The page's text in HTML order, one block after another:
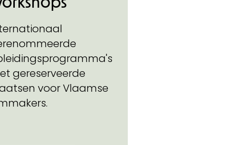
gereserveerde
voor Vlaamse